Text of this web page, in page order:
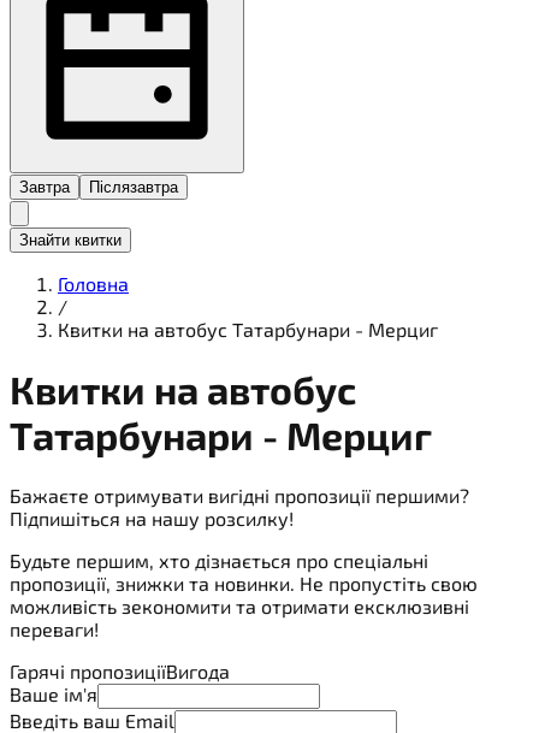
Завтра Післязавтра
Знайти квитки
Головна
/
Квитки на автобус Татарбунари - Мерциг
Квитки на автобус
Татарбунари - Мерциг
Бажаєте отримувати вигідні пропозиції першими?
Підпишіться на нашу розсилку!
Будьте першим, хто дізнається про спеціальні
пропозиції, знижки та новинки. Не пропустіть свою
можливість зекономити та отримати ексклюзивні
переваги!
Гарячі пропозиціїВигода
Ваше ім'я
Введіть ваш Email